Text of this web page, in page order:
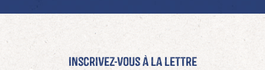
Inscrivez-vous à La Lettre